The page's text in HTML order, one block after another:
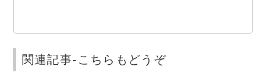
関連記事-こちらもどうぞ